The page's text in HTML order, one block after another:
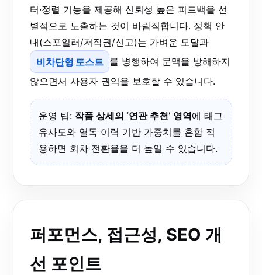
터·정렬 기능을 제공해 신뢰성 높은 피드백을 선
별적으로 노출하는 것이 바람직합니다. 정책 안
내(스포일러/저작권/신고)는 가벼운 모달과
비차단형 토스트 를 병행하여 문맥을 방해하지
않으면서 사용자 권익을 보호할 수 있습니다.
운영 팁: 작품 상세의 ‘연관 추천’ 영역에 태그
유사도와 열독 이력 기반 가중치를 혼합 적
용하면 회차 전환율을 더 높일 수 있습니다.
퍼포먼스, 접근성, SEO 개
선 포인트